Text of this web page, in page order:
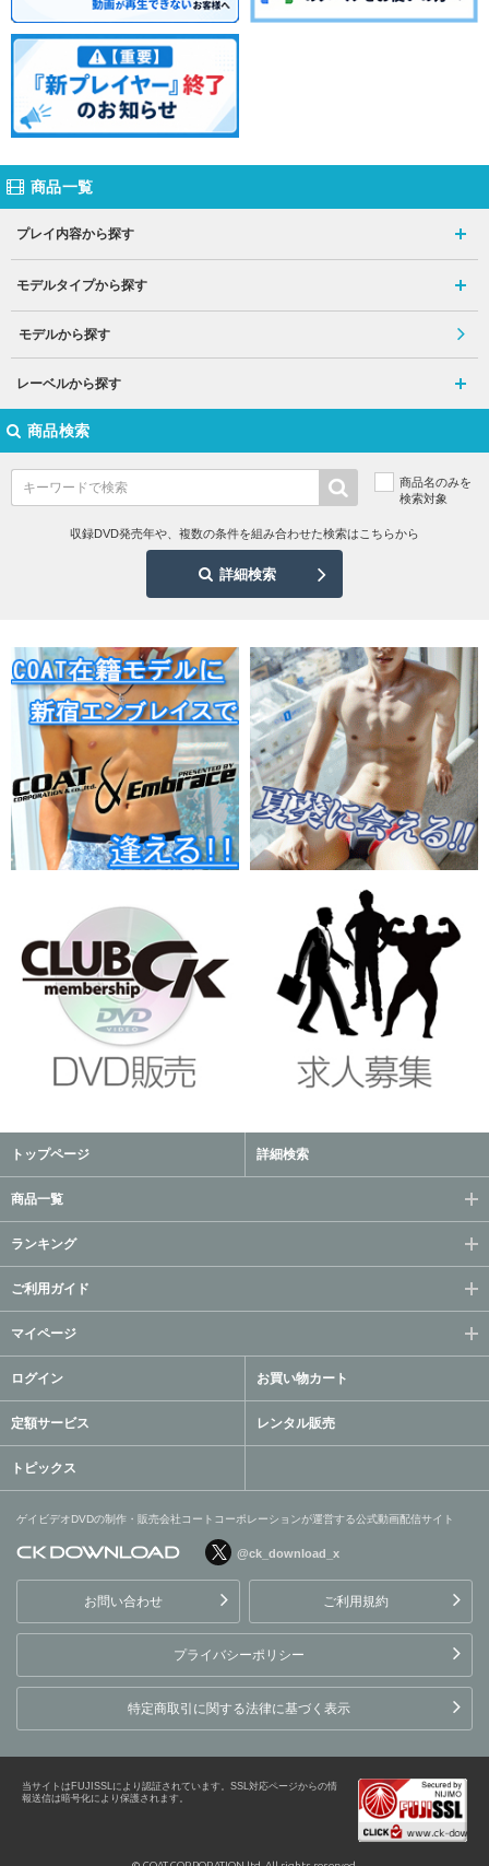
商品一覧
プレイ内容から探す
モデルタイプから探す
モデルから探す
レーベルから探す
商品検索
商品名のみを
検索対象
収録DVD発売年や、複数の条件を組み合わせた検索はこちらから
詳細検索
トップページ 詳細検索
商品一覧
ランキング
ご利用ガイド
マイページ
ログイン お買い物カート
定額サービス レンタル販売
トピックス
ゲイビデオDVDの制作・販売会社コートコーポレーションが運営する公式動画配信サイト
ョンが運営する公式動画配
信サイト
@ck_download_x
お問い合わせ ご利用規約
プライバシーポリシー
特定商取引に関する法律に基づく表示
当サイトはFUJISSLにより認証されています。SSL対応ページからの情
報送信は暗号化により保護されます。